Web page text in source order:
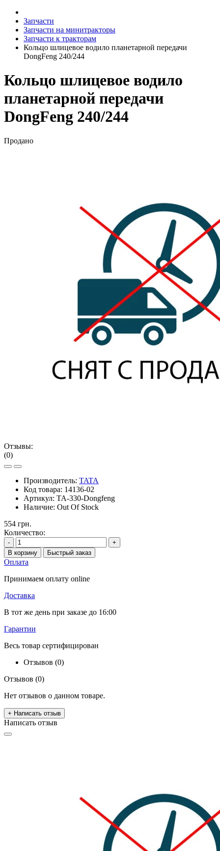
Запчасти
Запчасти на минитракторы
Запчасти к тракторам
Кольцо шлицевое водило планетарной передачи
DongFeng 240/244
Кольцо шлицевое водило
планетарной передачи
DongFeng 240/244
Продано
Отзывы:
(0)
Производитель: TATA
Код товара: 14136-02
Артикул: TA-330-Dongfeng
Наличие: Out Of Stock
554 грн.
Количество:
-
+
В корзину
Быстрый заказ
Оплата
Принимаем оплату online
Доставка
В тот же день при заказе до 16:00
Гарантии
Весь товар сертифицирован
Отзывов (0)
Отзывов (0)
Нет отзывов о данном товаре.
+ Написать отзыв
Написать отзыв